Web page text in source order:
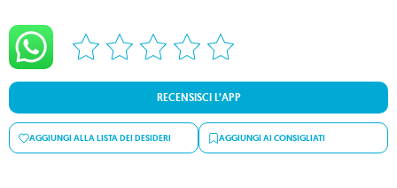
RECENSISCI L’APP
AGGIUNGI ALLA LISTA DEI DESIDERI AGGIUNGI AI CONSIGLIATI